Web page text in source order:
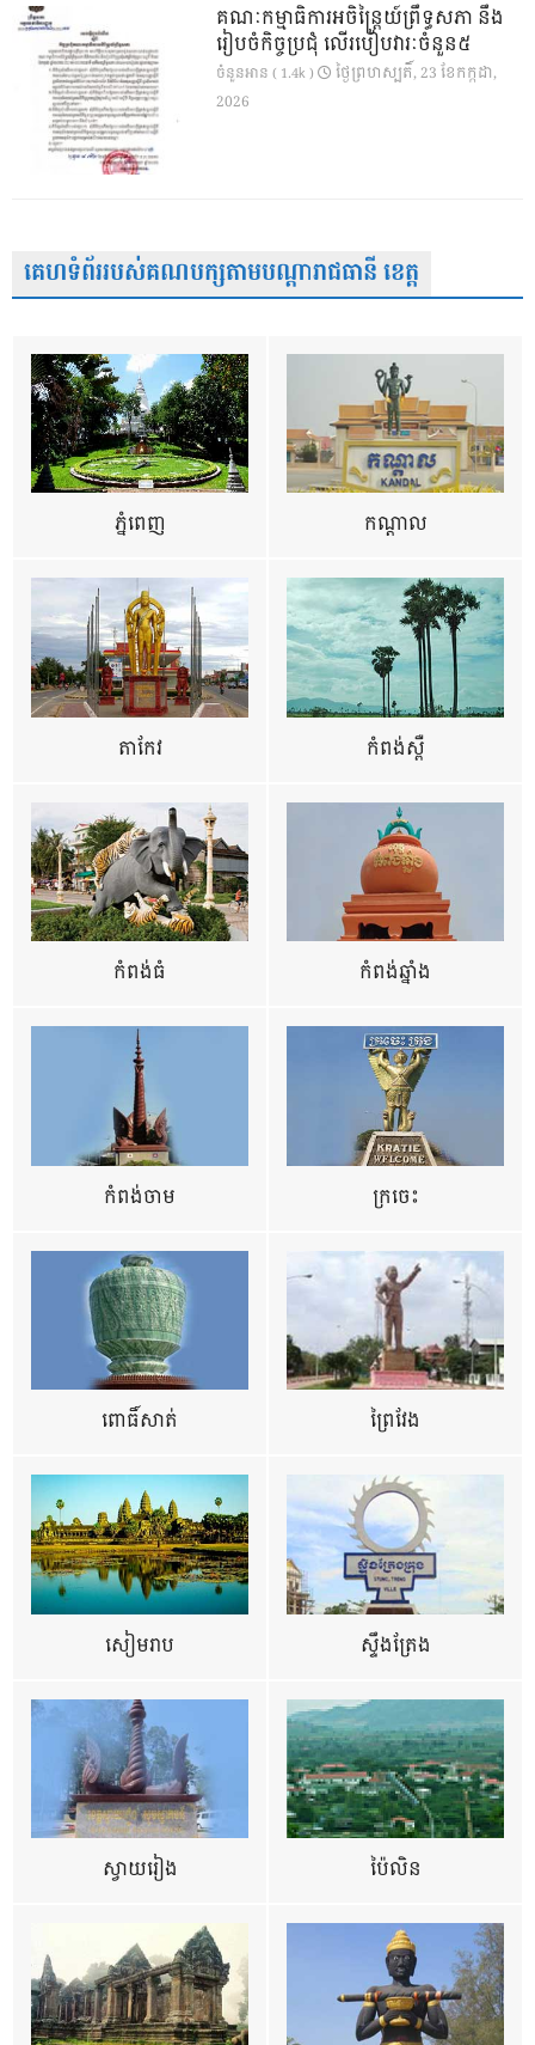
គណៈកម្មាធិការអចិន្ត្រៃយ៍ព្រឹទ្ធសភា នឹង
រៀបចំកិច្ចប្រជុំ លើរបៀបវារៈចំនួន៥
ចំនួនអាន ( 1.4k )
ថ្ងៃ​ព្រហស្បតិ៍, 23 ខែ​កក្កដា,
2026
គេហទំព័ររបស់គណបក្សតាមបណ្តារាជធានី ខេត្ត
ភ្នំពេញ កណ្តាល
តាកែវ កំពង់ស្ពឺ
កំពង់ធំ កំពង់ឆ្នាំង
កំពង់ចាម ក្រចេះ
ពោធិ៍សាត់ ព្រៃវែង
សៀមរាប ស្ទឹងត្រែង
ស្វាយរៀង ប៉ៃលិន